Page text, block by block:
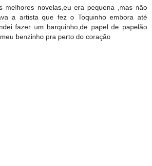
melhores novelas,eu era pequena ,mas não
a artista que fez o Toquinho embora até
fazer um barquinho,de papel de papelão
benzinho pra perto do coração